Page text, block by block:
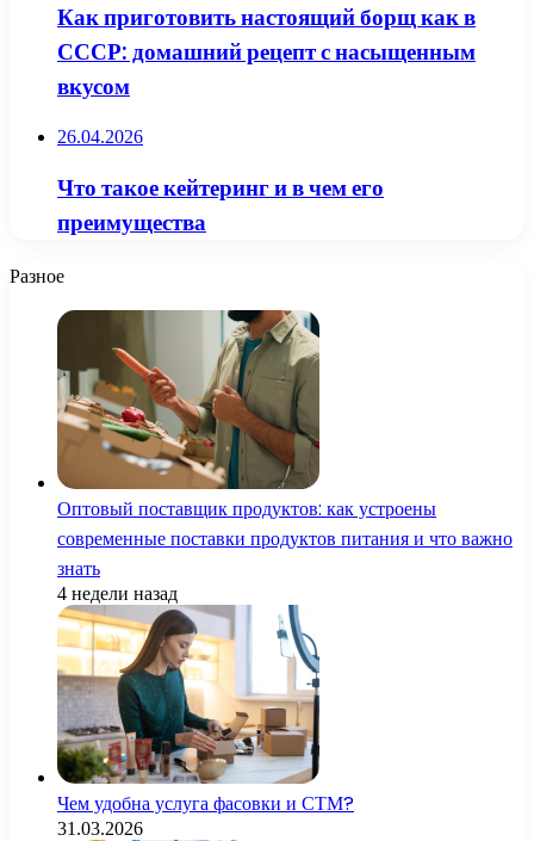
Как приготовить настоящий борщ как в
СССР: домашний рецепт с насыщенным
вкусом
26.04.2026
Что такое кейтеринг и в чем его
преимущества
Разное
Оптовый поставщик продуктов: как устроены
современные поставки продуктов питания и что важно
знать
4 недели назад
Чем удобна услуга фасовки и СТМ?
31.03.2026